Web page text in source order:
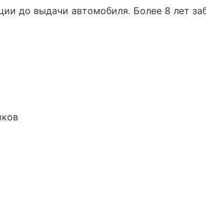
до выдачи автомобиля. Более 8 лет